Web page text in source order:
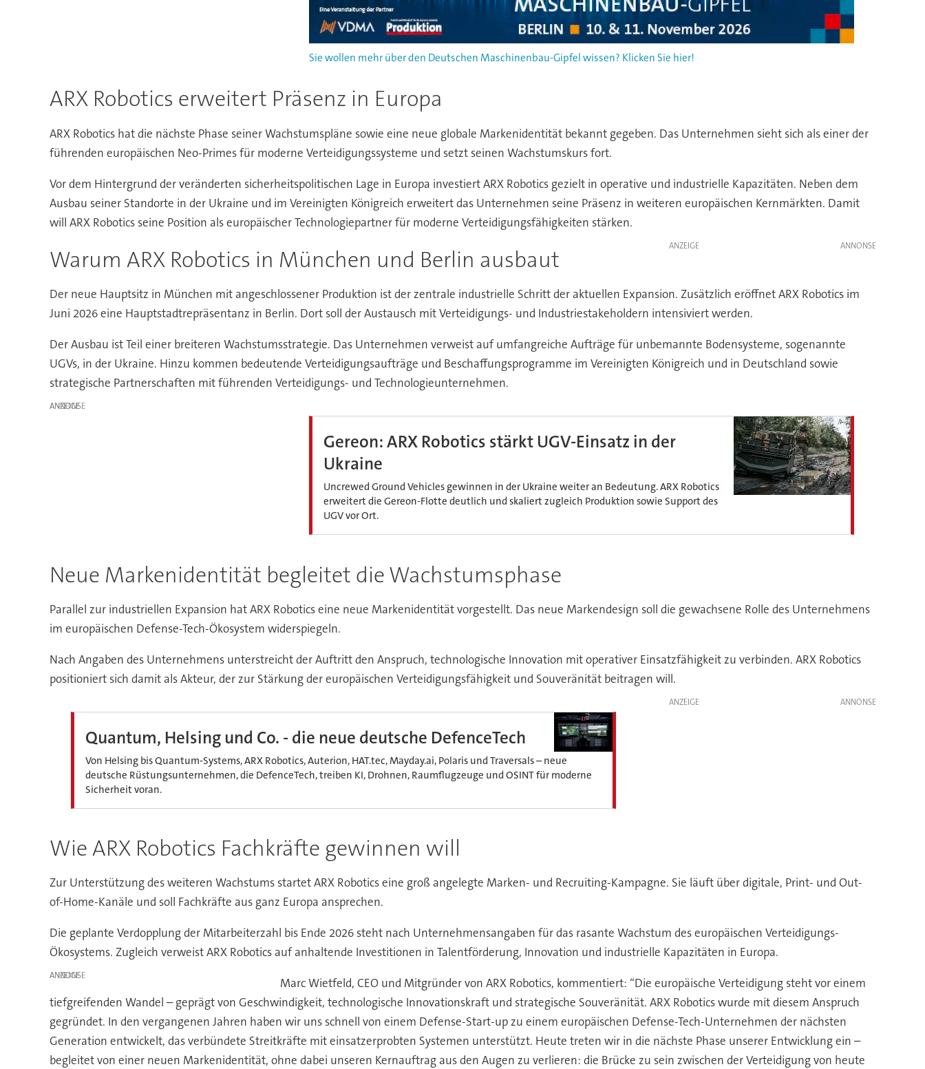
Sie wollen mehr über den Deutschen Maschinenbau-Gipfel wissen? Klicken Sie hier!
ARX Robotics erweitert Präsenz in Europa
ARX Robotics hat die nächste Phase seiner Wachstumspläne sowie eine neue globale Markenidentität bekannt gegeben. Das Unternehmen sieht sich als einer der
führenden europäischen Neo-Primes für moderne Verteidigungssysteme und setzt seinen Wachstumskurs fort.
Vor dem Hintergrund der veränderten sicherheitspolitischen Lage in Europa investiert ARX Robotics gezielt in operative und industrielle Kapazitäten. Neben dem
Ausbau seiner Standorte in der Ukraine und im Vereinigten Königreich erweitert das Unternehmen seine Präsenz in weiteren europäischen Kernmärkten. Damit
will ARX Robotics seine Position als europäischer Technologiepartner für moderne Verteidigungsfähigkeiten stärken.
ANZEIGE
Warum ARX Robotics in München und Berlin ausbaut
Der neue Hauptsitz in München mit angeschlossener Produktion ist der zentrale industrielle Schritt der aktuellen Expansion. Zusätzlich eröffnet ARX Robotics im
Juni 2026 eine Hauptstadtrepräsentanz in Berlin. Dort soll der Austausch mit Verteidigungs- und Industriestakeholdern intensiviert werden.
Der Ausbau ist Teil einer breiteren Wachstumsstrategie. Das Unternehmen verweist auf umfangreiche Aufträge für unbemannte Bodensysteme, sogenannte
UGVs, in der Ukraine. Hinzu kommen bedeutende Verteidigungsaufträge und Beschaffungsprogramme im Vereinigten Königreich und in Deutschland sowie
strategische Partnerschaften mit führenden Verteidigungs- und Technologieunternehmen.
ANZEIGE
Gereon: ARX Robotics stärkt UGV-Einsatz in der
Ukraine
Uncrewed Ground Vehicles gewinnen in der Ukraine weiter an Bedeutung. ARX Robotics
erweitert die Gereon-Flotte deutlich und skaliert zugleich Produktion sowie Support des
UGV vor Ort.
Neue Markenidentität begleitet die Wachstumsphase
Parallel zur industriellen Expansion hat ARX Robotics eine neue Markenidentität vorgestellt. Das neue Markendesign soll die gewachsene Rolle des Unternehmens
im europäischen Defense-Tech-Ökosystem widerspiegeln.
Nach Angaben des Unternehmens unterstreicht der Auftritt den Anspruch, technologische Innovation mit operativer Einsatzfähigkeit zu verbinden. ARX Robotics
positioniert sich damit als Akteur, der zur Stärkung der europäischen Verteidigungsfähigkeit und Souveränität beitragen will.
ANZEIGE
Quantum, Helsing und Co. - die neue deutsche DefenceTech
Von Helsing bis Quantum‑Systems, ARX Robotics, Auterion, HAT.tec, Mayday.ai, Polaris und Traversals – neue
deutsche Rüstungsunternehmen, die DefenceTech, treiben KI, Drohnen, Raumflugzeuge und OSINT für moderne
Sicherheit voran.
Wie ARX Robotics Fachkräfte gewinnen will
Zur Unterstützung des weiteren Wachstums startet ARX Robotics eine groß angelegte Marken- und Recruiting-Kampagne. Sie läuft über digitale, Print- und Out-
of-Home-Kanäle und soll Fachkräfte aus ganz Europa ansprechen.
Die geplante Verdopplung der Mitarbeiterzahl bis Ende 2026 steht nach Unternehmensangaben für das rasante Wachstum des europäischen Verteidigungs-
Ökosystems. Zugleich verweist ARX Robotics auf anhaltende Investitionen in Talentförderung, Innovation und industrielle Kapazitäten in Europa.
ANZEIGE
Marc Wietfeld, CEO und Mitgründer von ARX Robotics, kommentiert: “Die europäische Verteidigung steht vor einem
tiefgreifenden Wandel – geprägt von Geschwindigkeit, technologische Innovationskraft und strategische Souveränität. ARX Robotics wurde mit diesem Anspruch
gegründet. In den vergangenen Jahren haben wir uns schnell von einem Defense-Start-up zu einem europäischen Defense-Tech-Unternehmen der nächsten
Generation entwickelt, das verbündete Streitkräfte mit einsatzerprobten Systemen unterstützt. Heute treten wir in die nächste Phase unserer Entwicklung ein –
begleitet von einer neuen Markenidentität, ohne dabei unseren Kernauftrag aus den Augen zu verlieren: die Brücke zu sein zwischen der Verteidigung von heute